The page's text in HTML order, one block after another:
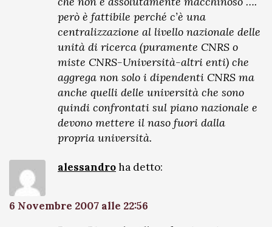
però è fattibile perché c’è una
centralizzazione al livello nazionale delle
unità di ricerca (puramente CNRS o
miste CNRS-Università-altri enti) che
aggrega non solo i dipendenti CNRS ma
anche quelli delle università che sono
quindi confrontati sul piano nazionale e
devono mettere il naso fuori dalla
propria università.
alessandroha detto:
6 Novembre 2007 alle 22:56